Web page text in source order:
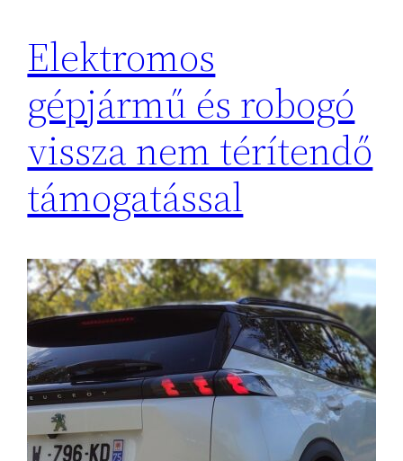
Elektromos
gépjármű és robogó
vissza nem térítendő
támogatással